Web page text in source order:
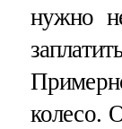
нужно
колесо.